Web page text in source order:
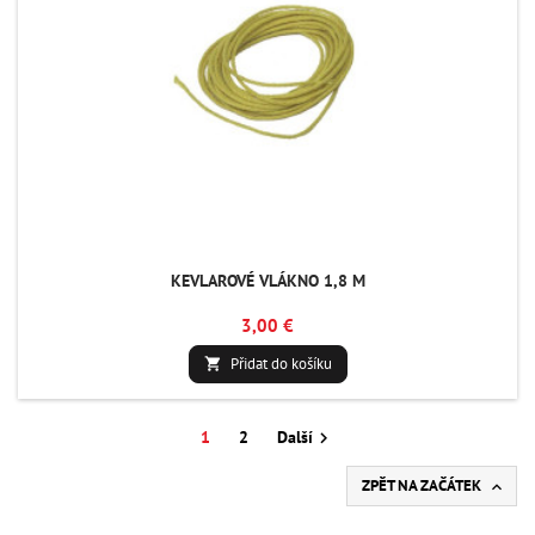
KEVLAROVÉ VLÁKNO 1,8 M
3,00 €
 Přidat do košíku
1 2 Další 
ZPĚT NA ZAČÁTEK 